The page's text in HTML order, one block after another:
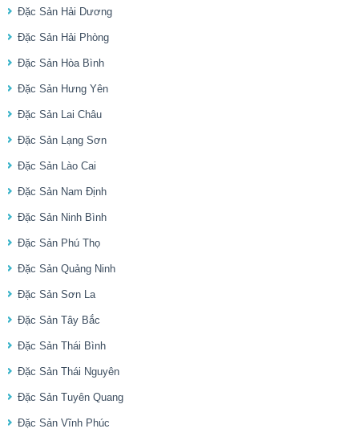
Đặc Sản Hải Dương
Đặc Sản Hải Phòng
Đặc Sản Hòa Bình
Đặc Sản Hưng Yên
Đặc Sản Lai Châu
Đặc Sản Lạng Sơn
Đặc Sản Lào Cai
Đặc Sản Nam Định
Đặc Sản Ninh Bình
Đặc Sản Phú Thọ
Đặc Sản Quảng Ninh
Đặc Sản Sơn La
Đặc Sản Tây Bắc
Đặc Sản Thái Bình
Đặc Sản Thái Nguyên
Đặc Sản Tuyên Quang
Đặc Sản Vĩnh Phúc